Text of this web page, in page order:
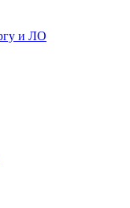
и ЛО